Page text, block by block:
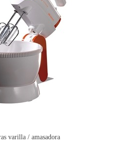
varilla / amasadora